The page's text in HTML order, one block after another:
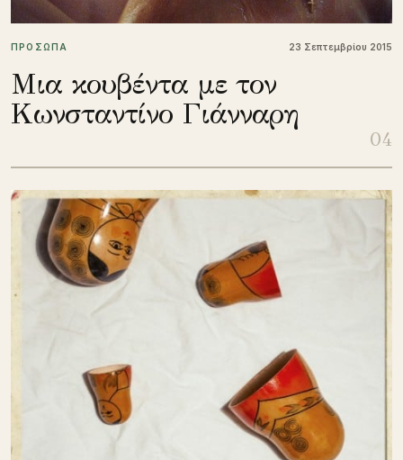
ΠΡΟΣΩΠΑ 23 Σεπτεμβρίου 2015
Μια κουβέντα με τον
Κωνσταντίνο Γιάνναρη
04